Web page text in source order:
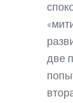
две